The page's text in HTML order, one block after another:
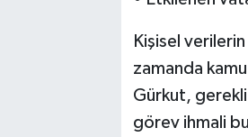
Kişisel verilerin
zamanda
Gürkut, gerekli
görev ihmali